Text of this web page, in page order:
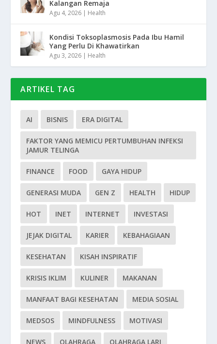
Kalangan Remaja
Agu 4, 2026 | Health
Kondisi Toksoplasmosis Pada Ibu Hamil
Yang Perlu Di Khawatirkan
Agu 3, 2026 | Health
ARTIKEL TAG
AI BISNIS ERA DIGITAL
FAKTOR YANG MEMICU PERTUMBUHAN INFEKSI
JAMUR TELINGA
FINANCE FOOD GAYA HIDUP
GENERASI MUDA GEN Z HEALTH HIDUP
HOT INET INTERNET INVESTASI
JEJAK DIGITAL KARIER KEBAHAGIAAN
KESEHATAN KISAH INSPIRATIF
KRISIS IKLIM KULINER MAKANAN
MANFAAT BAGI KESEHATAN MEDIA SOSIAL
MEDSOS MINDFULNESS MOTIVASI
NEWS OLAHRAGA OLAHRAGA LARI